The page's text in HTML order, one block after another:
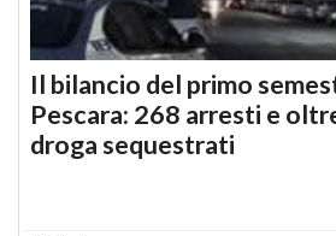
Il bilancio del primo
Pescara: 268 arresti e
droga sequestrati